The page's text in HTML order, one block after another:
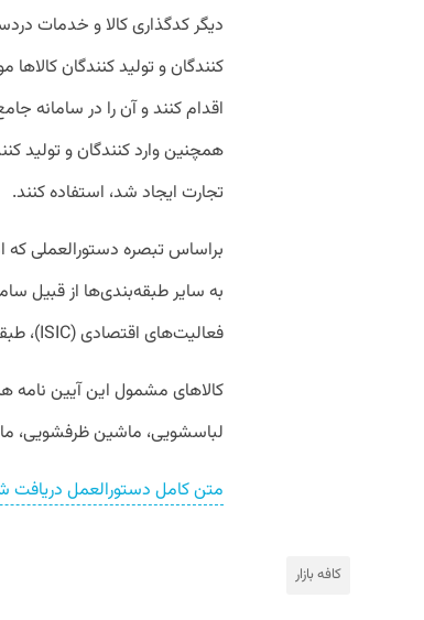
دیگر کدگذاری کالا و خدمات
کنندگان و تولید کنندگان
اقدام کنند و آن را در سامانه
همچنین وارد کنندگان و تولید
تجارت ایجاد شد، استفاده کنند.
براساس تبصره‌ دستورالعملی که
فعالیت‌های اقتصادی (ISIC)،‌ طبقه بندی محوری محصول (CPC) اختصاص دارد.
کالاهای مشمول این آیین نامه
لباسشویی، ماشین ظرفشویی،
متن کامل دستورالعمل دریافت
کافه بازار